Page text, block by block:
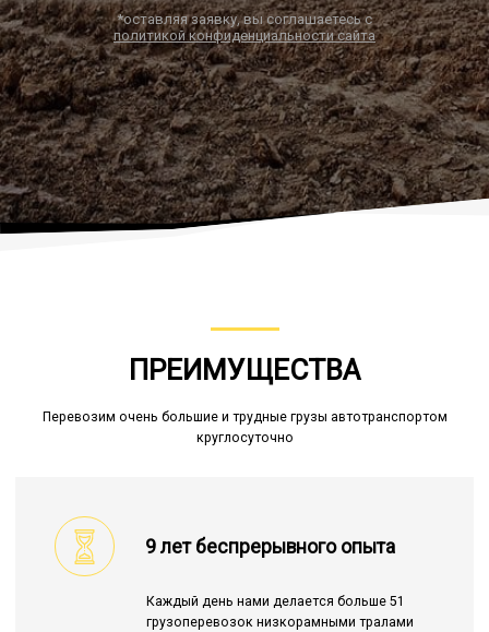
Заказать звонок
*оставляя заявку, вы соглашаетесь с
политикой конфиденциальности сайта
ПРЕИМУЩЕСТВА
Перевозим очень большие и трудные грузы автотранспортом
круглосуточно
9 лет беспрерывного опыта
Каждый день нами делается больше 51
грузоперевозок низкорамными тралами